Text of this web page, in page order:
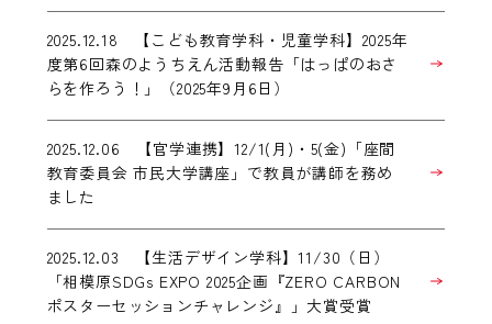
2025.12.18 【こども教育学科・児童学科】2025年
度第6回森のようちえん活動報告「はっぱのおさ
らを作ろう！」（2025年9月6日）
2025.12.06 【官学連携】12/1(月)・5(金)「座間
教育委員会 市民大学講座」で教員が講師を務め
ました
2025.12.03 【生活デザイン学科】11/30（日）
「相模原SDGs EXPO 2025企画『ZERO CARBON
ポスターセッションチャレンジ』」大賞受賞